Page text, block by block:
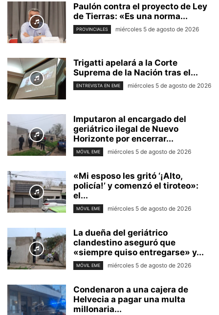
Paulón contra el proyecto de Ley
de Tierras: «Es una norma...
PROVINCIALES miércoles 5 de agosto de 2026
Trigatti apelará a la Corte
Suprema de la Nación tras el...
ENTREVISTA EN EME miércoles 5 de agosto de 2026
Imputaron al encargado del
geriátrico ilegal de Nuevo
Horizonte por encerrar...
MÓVIL EME miércoles 5 de agosto de 2026
«Mi esposo les gritó ‘¡Alto,
policía!’ y comenzó el tiroteo»:
el...
MÓVIL EME miércoles 5 de agosto de 2026
La dueña del geriátrico
clandestino aseguró que
«siempre quiso entregarse» y...
MÓVIL EME miércoles 5 de agosto de 2026
Condenaron a una cajera de
Helvecia a pagar una multa
millonaria...